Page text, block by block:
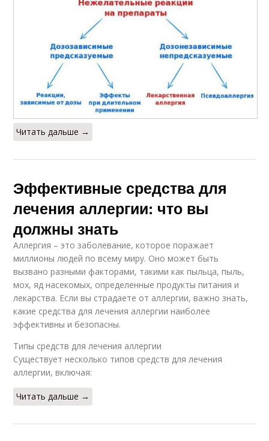
Читать дальше →
Эффективные средства для
лечения аллергии: что вы
должны знать
Аллергия – это заболевание, которое поражает
миллионы людей по всему миру. Оно может быть
вызвано разными факторами, такими как пыльца, пыль,
мох, яд насекомых, определенные продукты питания и
лекарства. Если вы страдаете от аллергии, важно знать,
какие средства для лечения аллергии наиболее
эффективны и безопасны.
Типы средств для лечения аллергии
Существует несколько типов средств для лечения
аллергии, включая:
Читать дальше →